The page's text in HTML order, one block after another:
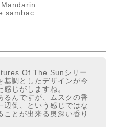
sambac
Of The Sunシリー
基調としたデザインが今
じがしますね。
るんですが、ムスクの香
辺倒、という感じではな
ことが出来る奥深い香り